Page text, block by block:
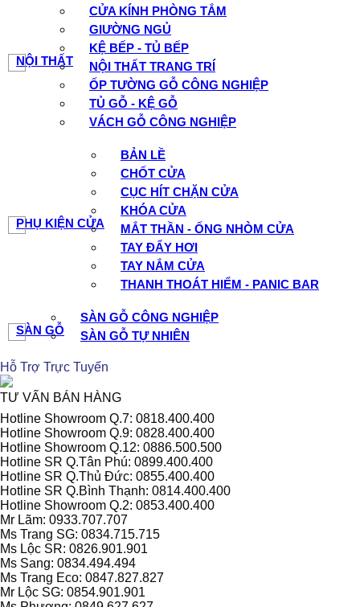
NỘI THẤT
CỬA KÍNH PHÒNG TẮM
GIƯỜNG NGỦ
KỆ BẾP - TỦ BẾP
NỘI THẤT TRANG TRÍ
ỐP TƯỜNG GỖ CÔNG NGHIỆP
TỦ GỖ - KỆ GỖ
VÁCH GỖ CÔNG NGHIỆP
PHỤ KIỆN CỬA
BẢN LỀ
CHỐT CỬA
CỤC HÍT CHẶN CỬA
KHÓA CỬA
MẮT THẦN - ỐNG NHÒM CỬA
TAY ĐẨY HƠI
TAY NẮM CỬA
THANH THOÁT HIỂM - PANIC BAR
SÀN GỖ
SÀN GỖ CÔNG NGHIỆP
SÀN GỖ TỰ NHIÊN
Hỗ Trợ Trực Tuyến
TƯ VẤN BÁN HÀNG
Hotline Showroom Q.7: 0818.400.400
Hotline Showroom Q.9: 0828.400.400
Hotline Showroom Q.12: 0886.500.500
Hotline SR Q.Tân Phú: 0899.400.400
Hotline SR Q.Thủ Đức: 0855.400.400
Hotline SR Q.Bình Thạnh: 0814.400.400
Hotline Showroom Q.2: 0853.400.400
Mr Lãm: 0933.707.707
Ms Trang SG: 0834.715.715
Ms Lộc SR: 0826.901.901
Ms Sang: 0834.494.494
Ms Trang Eco: 0847.827.827
Mr Lộc SG: 0854.901.901